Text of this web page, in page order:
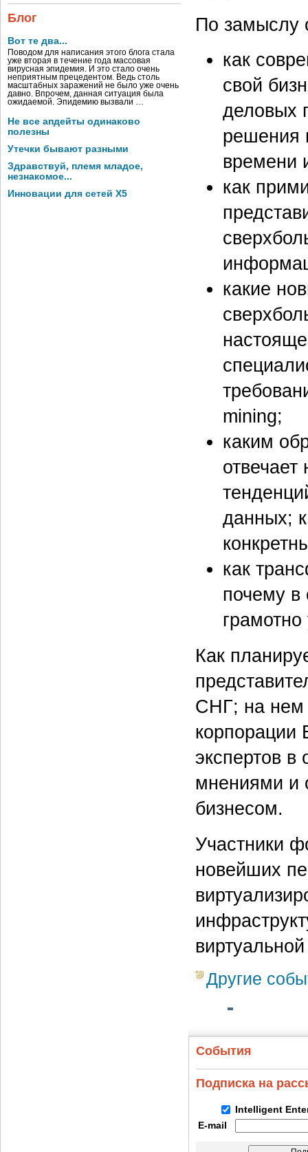
Блог
Вот те два...
Поводом для написания этого блога стала
уже вторая в течение года массовая
вирусная эпидемия. И это стало очень
неприятным прецедентом. Ведь столь
масштабных заражений не было уже очень
давно. Впрочем, данная ситуация была
ожидаемой. Эпидемию вызвали …
Не все апдейты одинаково
полезны
Утечки бывают разными
Здравствуй, племя младое,
незнакомое...
Инновации для сетей X5
По замыслу
как
свой
деловых
решения
времени
как
какие
mining;
каким
данных;
как
почему
Как
СНГ; на нем
корпорации
экспертов в
мнениями и
бизнесом.
Участники
новейших
Другие
События
Подписка на
Intelligent
E-mail